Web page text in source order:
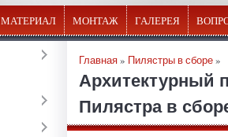
МАТЕРИАЛ МОНТАЖ ГАЛЕРЕЯ
Главная» Пилястры в сборе»
Архитектурный
Пилястра в